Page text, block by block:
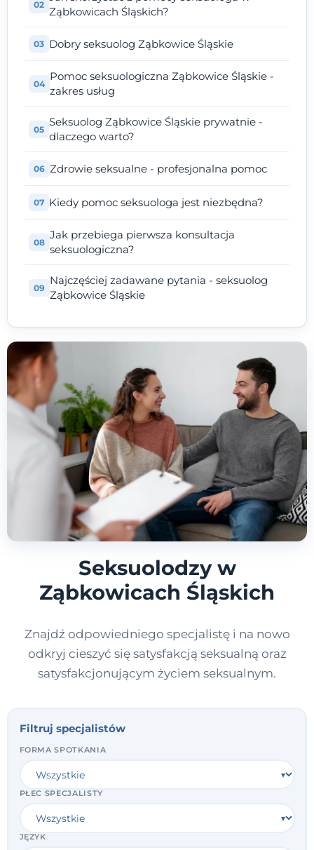
Ząbkowicach Śląskich?
Dobry seksuolog Ząbkowice Śląskie
Pomoc seksuologiczna Ząbkowice Śląskie -
zakres usług
Seksuolog Ząbkowice Śląskie prywatnie -
dlaczego warto?
Zdrowie seksualne - profesjonalna pomoc
Kiedy pomoc seksuologa jest niezbędna?
Jak przebiega pierwsza konsultacja
seksuologiczna?
Najczęściej zadawane pytania - seksuolog
Ząbkowice Śląskie
Seksuolodzy w
Ząbkowicach Śląskich
Znajdź odpowiedniego specjalistę i na nowo
odkryj cieszyć się satysfakcją seksualną oraz
satysfakcjonującym życiem seksualnym.
Filtruj specjalistów
FORMA SPOTKANIA
PŁEĆ SPECJALISTY
JĘZYK